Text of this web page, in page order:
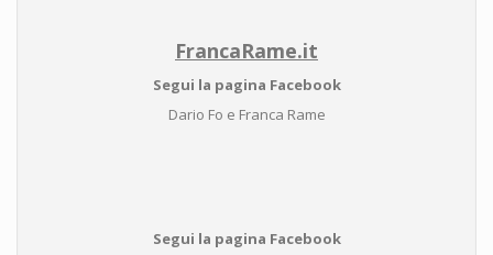
FrancaRame.it
Segui la pagina Facebook
Dario Fo e Franca Rame
Segui la pagina Facebook